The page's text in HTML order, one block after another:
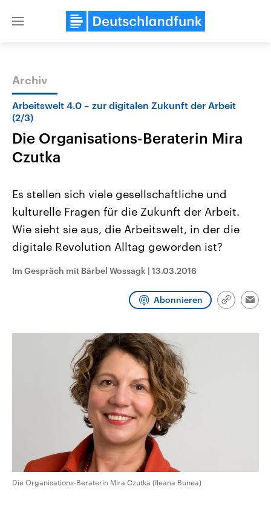
Close
Themen
Landtagswahl Sachsen-Anhalt
Alle Informationen
Sachsen-Anhalt wählt am 6.
September 2026 einen neuen
Bundesland von einer Koalition aus
CDU, SPD und FDP regiert.-
Wahlprogramme, aktuelle Berichte
und Hintergründe zu den Parteien
USA
Hintergründe
Wirtschaftlich und
gehören die Vereinigten
mit großem Einfluss auf
Programm Podcasts
Archiv
Arbeitswelt 4.0 – zur digitalen Zukunft der Arbeit
(2/3)
Die Organisations-Beraterin Mira
Czutka
Es stellen sich viele gesellschaftliche und
kulturelle Fragen für die Zukunft der Arbeit.
Wie sieht sie aus, die Arbeitswelt, in der die
digitale Revolution Alltag geworden ist?
Im Gespräch mit Bärbel Wossagk | 13.03.2016
Abonnieren
Link
Die Organisations-Beraterin Mira Czutka (Ileana Bunea)